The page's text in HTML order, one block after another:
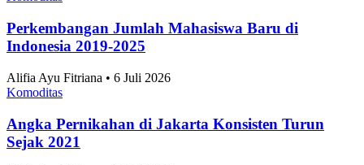
Jawa Tengah Jadi Provinsi Penghasil Jambu Biji
Terbesar, Nyaris Capai 1 Juta Kuintal pada 2025